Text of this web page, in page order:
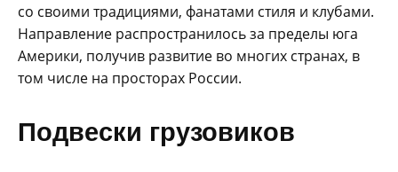
со своими традициями, фанатами стиля и клубами.
Направление распространилось за пределы юга
Америки, получив развитие во многих странах, в
том числе на просторах России.
Подвески грузовиков